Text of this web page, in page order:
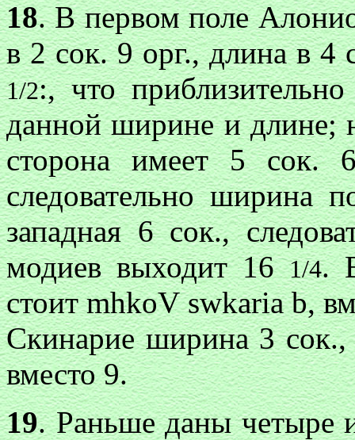
18. В первом поле
в 2 сок. 9 орг., длина в 4
1/2:, что
данной ширине и длине;
сторона имеет 5
следовательно ширина
западная 6 сок.,
модиев выходит 161/4.
стоитmhkoV swkaria b,
Скинарие ширина 3
вместо 9.
19. Раньше даны четыре